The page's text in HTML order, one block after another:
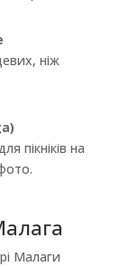
ніж
пікніків на